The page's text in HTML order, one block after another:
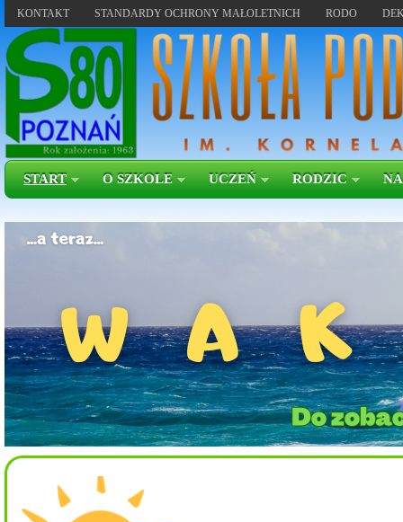
KONTAKT STANDARDY OCHRONY MAŁOLETNICH RODO
START O SZKOLE UCZEŃ RODZIC